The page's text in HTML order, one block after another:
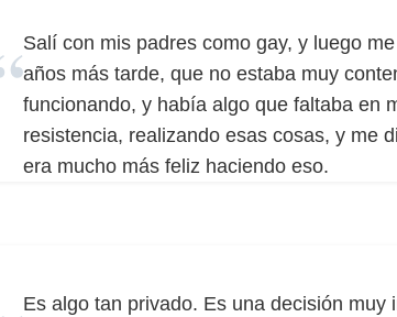
Salí con mis padres como gay, y luego
años más tarde, que no estaba muy
funcionando, y había algo que faltaba en
resistencia, realizando esas cosas, y me
era mucho más feliz haciendo eso.
Es algo tan privado. Es una decisión